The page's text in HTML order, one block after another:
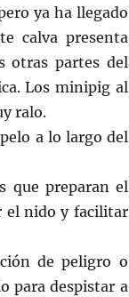
ya ha llegado
calva presenta
otras partes del
Los minipig al
ralo.
a lo largo del
que preparan el
el nido y facilitar
de peligro o
para despistar a